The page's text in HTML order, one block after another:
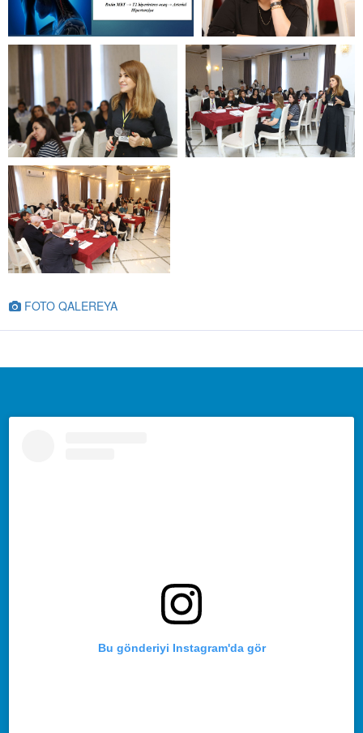
 FOTO QALEREYA
Bu gönderiyi Instagram'da gör